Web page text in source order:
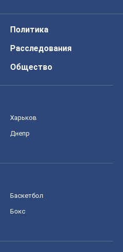
Политика
Расследования
Общество
Харьков
Днепр
Баскетбол
Бокс